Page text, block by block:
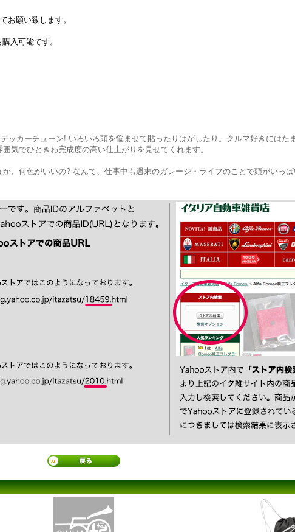
お願い致します。
入可能です。
ッカーチューン! いろいろ頭を悩ませて貼ったりはがしたり。クルマ好きにはた
気でひときわ完成度の高い仕上がりを見せてくれます。
、何色がいいの? なんて、仕事中も週末のガレージ・ライフのことで頭がいっ